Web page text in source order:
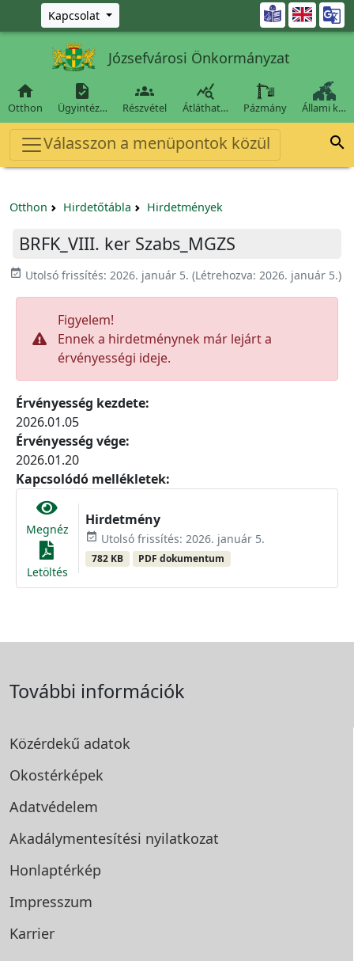
Ugrás a fő tartalomra
Kapcsolat 
Józsefvárosi Önkormányzat

Otthon

Ügyintéz…

Részvétel

Átláthat… Pázmány Állami k…
Válasszon a menüpontok közül 
Otthon Hirdetőtábla Hirdetmények
BRFK_VIII. ker Szabs_MGZS
event_available Utolsó frissítés: 2026. január 5. (Létrehozva: 2026. január 5.)
Figyelem!
Ennek a hirdetménynek már lejárt a
érvényességi ideje.
Érvényesség kezdete:
2026.01.05
Érvényesség vége:
2026.01.20
Kapcsolódó mellékletek:
Megnéz
Letöltés
Hirdetmény
event_available Utolsó frissítés: 2026. január 5.
782 KB PDF dokumentum
További információk
Közérdekű adatok
Okostérképek
Adatvédelem
Akadálymentesítési nyilatkozat
Honlaptérkép
Impresszum
Karrier